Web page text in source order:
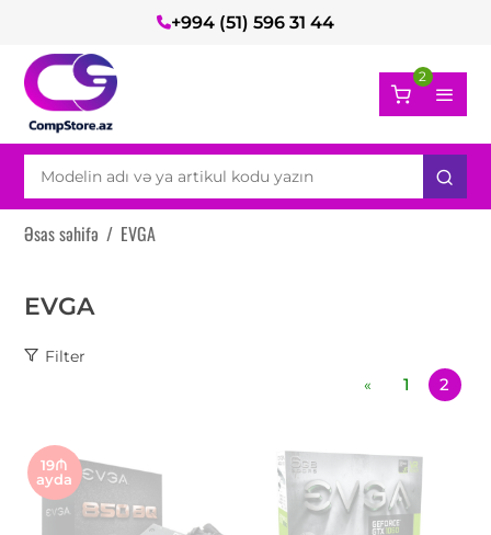
+994 (51) 596 31 44
2
Əsas səhifə / EVGA
EVGA
Filter
«
1 2
19₼
ayda